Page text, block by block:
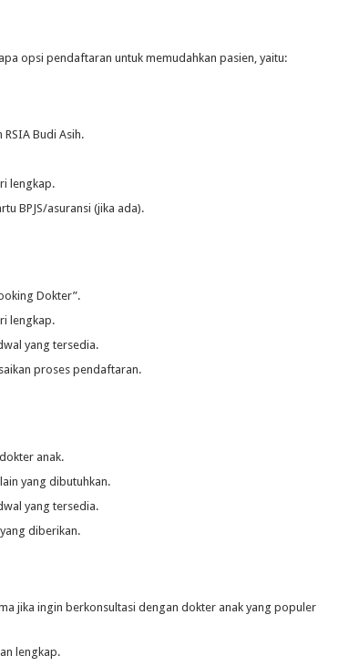
opsi pendaftaran untuk memudahkan pasien, yaitu:
Budi Asih.
lengkap.
BPJS/asuransi (jika ada).
Dokter”.
lengkap.
yang tersedia.
proses pendaftaran.
anak.
yang dibutuhkan.
yang tersedia.
diberikan.
jika ingin berkonsultasi dengan dokter anak yang populer
lengkap.